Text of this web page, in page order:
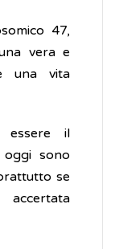
47,
vera e
una vita
il
oggi sono
se